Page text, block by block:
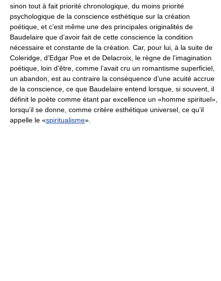
sinon tout à fait priorité chronologique, du moins priorité
psychologique de la conscience esthétique sur la création
poétique, et c’est même une des principales originalités de
Baudelaire que d’avoir fait de cette conscience la condition
nécessaire et constante de la création. Car, pour lui, à la suite de
Coleridge, d’Edgar Poe et de Delacroix, le règne de l’imagination
poétique, loin d’être, comme l’avait cru un romantisme superficiel,
un abandon, est au contraire la conséquence d’une acuité accrue
de la conscience, ce que Baudelaire entend lorsque, si souvent, il
définit le poète comme étant par excellence un «homme spirituel»,
lorsqu’il se donne, comme critère esthétique universel, ce qu’il
appelle le «spiritualisme».